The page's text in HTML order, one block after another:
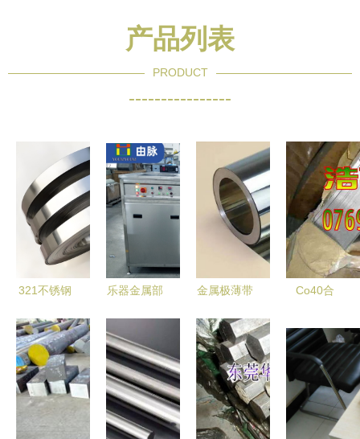
产品列表
PRODUCT
----------------
321不锈钢
能赋能高端
制造
乐器金属部
洗指南 针
对不同金属
材料的专业
维护
金属极薄带
池中的应用
与研究进展
Co40合
及
Co40NiCrMo
合金特性与
应用概览，